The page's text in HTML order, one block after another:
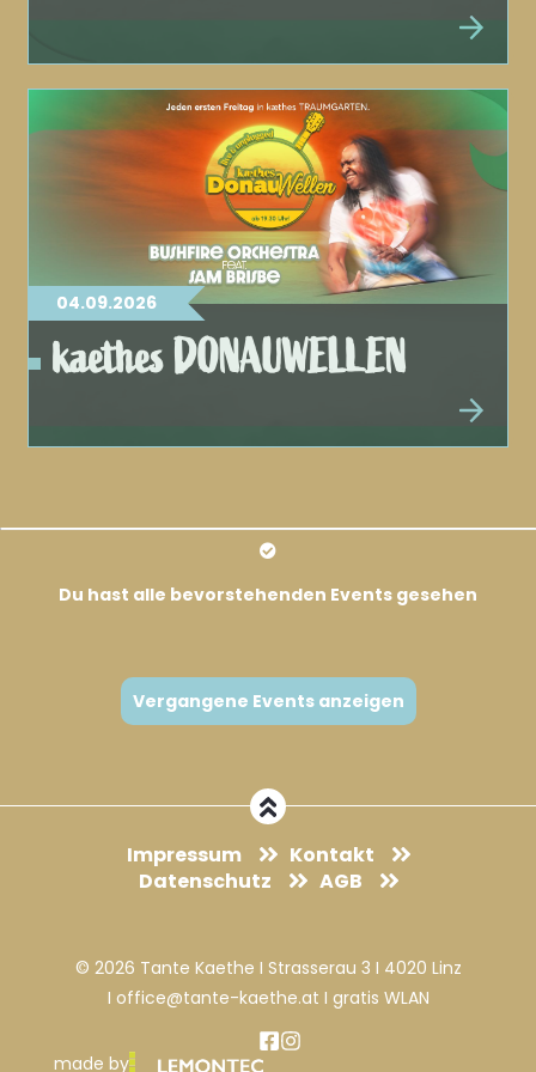
kaethes DONAUWELLEN
04.09.2026
Du hast alle bevorstehenden Events gesehen
Vergangene Events anzeigen
Impressum
Kontakt
Datenschutz
AGB
© 2026 Tante Kaethe I Strasserau 3 I 4020 Linz
I office@tante-kaethe.at I gratis WLAN
made by